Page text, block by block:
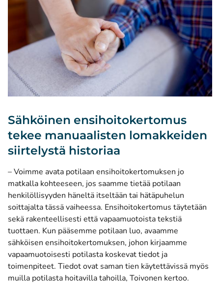
Sähköinen ensihoitokertomus
tekee manuaalisten lomakkeiden
siirtelystä historiaa
– Voimme avata potilaan ensihoitokertomuksen jo
matkalla kohteeseen, jos saamme tietää potilaan
henkilöllisyyden häneltä itseltään tai hätäpuhelun
soittajalta tässä vaiheessa. Ensihoitokertomus täytetään
sekä rakenteellisesti että vapaamuotoista tekstiä
tuottaen. Kun pääsemme potilaan luo, avaamme
sähköisen ensihoitokertomuksen, johon kirjaamme
vapaamuotoisesti potilasta koskevat tiedot ja
toimenpiteet. Tiedot ovat saman tien käytettävissä myös
muilla potilasta hoitavilla tahoilla, Toivonen kertoo.